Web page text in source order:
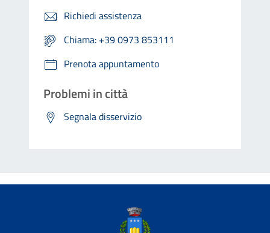
Richiedi assistenza
Chiama: +39 0973 853111
Prenota appuntamento
Problemi in città
Segnala disservizio